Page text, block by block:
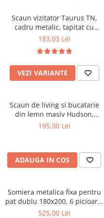
Saltele cu arcuri impachetate
individual
Saltele Memory Pocket
Saltele Memory Foam
Saltele Memory Pocket
Saltele cu plasa arcuri
Saltele cu spuma
Saltele cu spuma poliuretanica
Saltele 140x200
Saltele 180x200
Top saltele
Paturi
Seturi de pat si saltea
Masute de toaleta
Mobilier living
Scaune pentru living
Comode living
Set mese plus scaune
Scaune ergonomice
Etajere Birou
Birouri
Scaune pentru birou
Scaune pentru vizitatori
Scaune birou
Scaune profesionale
Scaune resigilate
Scaune conferinta
Scaune terasa si outdoor
Scaun vizitator Taurus TN,
cadru metalic, tapitat cu
stofa, stivuibil, 120 kg, negru
183,03 Lei
VEZI VARIANTE
Scaun de living si bucatarie
din lemn masiv Hudson,
tapiterie stofa,100 kg,
195,00 Lei
ADAUGA IN COS
Somiera metalica fixa pentru
pat dublu 180x200, 6 picioare,
32 lamele lemn fag, benzi
525,00 Lei